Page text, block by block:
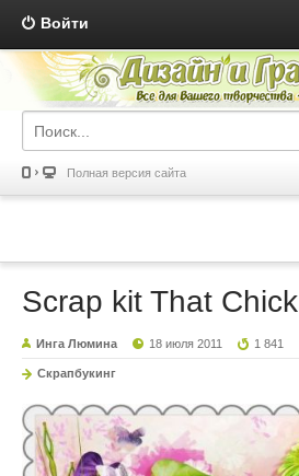
Войти
Полная версия сайта
Scrap kit That Chick
Инга Люмина 18 июля 2011 1 841
Скрапбукинг